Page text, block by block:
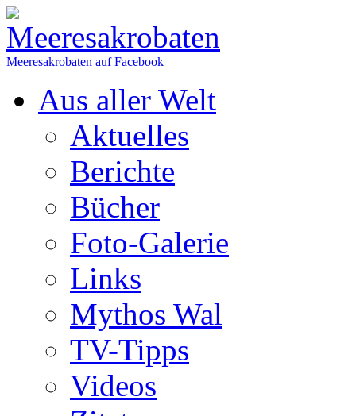
Meeresakrobaten auf Facebook
Aus aller Welt
Aktuelles
Berichte
Bücher
Foto-Galerie
Links
Mythos Wal
TV-Tipps
Videos